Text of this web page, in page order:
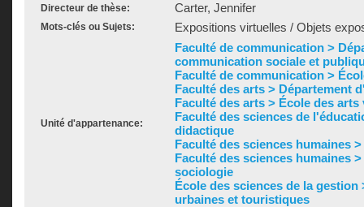
Directeur de thèse: Carter, Jennifer
Mots-clés ou Sujets: Expositions virtuelles / Objets
Unité d'appartenance:
Faculté de communication >
communication sociale et
Faculté de communication >
Faculté des arts > Département
Faculté des arts > École des
Faculté des sciences de
didactique
Faculté des sciences humaines
Faculté des sciences humaines
sociologie
École des sciences de la
urbaines et touristiques